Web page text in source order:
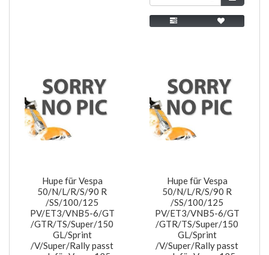
Hupe für Vespa
50/N/L/R/S/90 R
/SS/100/125
PV/ET3/VNB5-6/GT
/GTR/TS/Super/150
GL/Sprint
/V/Super/Rally passt
Hupe für Vespa
50/N/L/R/S/90 R
/SS/100/125
PV/ET3/VNB5-6/GT
/GTR/TS/Super/150
GL/Sprint
/V/Super/Rally passt